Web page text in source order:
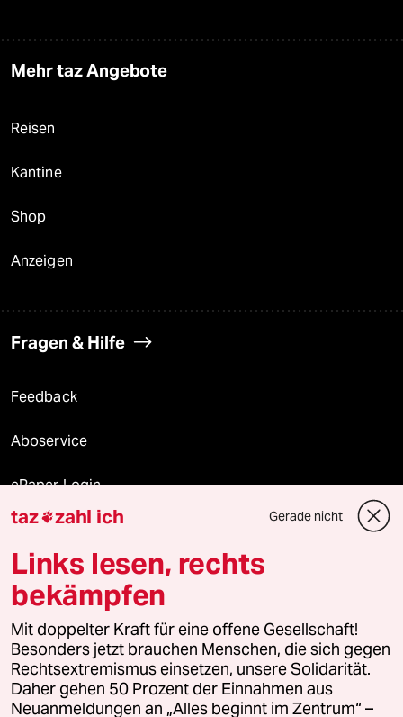
Mehr taz Angebote
Reisen
Kantine
Shop
Anzeigen
Fragen & Hilfe
Feedback
Aboservice
ePaper Login
Downloads für Abonnierende
© 2026 taz Verlags und Vertriebs GmbH
Alle Rechte vorbehalten. Bei rechtlichen Fragen oder für Genehmigungen
wenden Sie sich bitte an
lizenzen@taz.de
Feedback Redaktionsstatut Kommune-Richtlinien
taz zahl ich Gerade nicht
Links lesen, rechts
bekämpfen
Mit doppelter Kraft für eine offene Gesellschaft!
Besonders jetzt brauchen Menschen, die sich gegen
Rechtsextremismus einsetzen, unsere Solidarität.
Daher gehen 50 Prozent der Einnahmen aus
Neuanmeldungen an „Alles beginnt im Zentrum“ –